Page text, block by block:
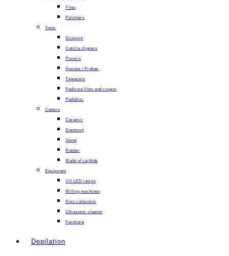
Files
Polishers
Tools
Scissors
Cuticle clippers
Pincers
Hooves / Probes
Tweezers
Pedicure files and covers
Pododisc
Cutters
Ceramic
Diamond
Stone
Rubber
Made of carbide
Equipment
UV-LED lamps
Milling machines
Dust collectors
Ultrasonic cleaner
Furniture
Depilation